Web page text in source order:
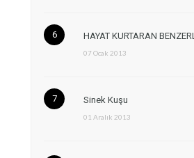
HAYAT KURTARAN
07 Ocak 2013
Sinek Kuşu
01 Aralık 2013